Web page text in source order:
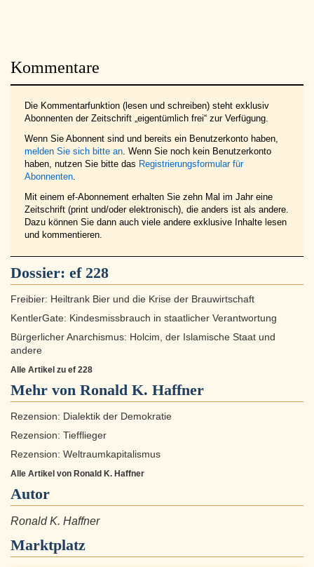
Kommentare
Die Kommentarfunktion (lesen und schreiben) steht exklusiv
Abonnenten der Zeitschrift „eigentümlich frei“ zur Verfügung.
Wenn Sie Abonnent sind und bereits ein Benutzerkonto haben,
melden Sie sich bitte an. Wenn Sie noch kein Benutzerkonto
haben, nutzen Sie bitte das Registrierungsformular für
Abonnenten.
Mit einem ef-Abonnement erhalten Sie zehn Mal im Jahr eine
Zeitschrift (print und/oder elektronisch), die anders ist als andere.
Dazu können Sie dann auch viele andere exklusive Inhalte lesen
und kommentieren.
Dossier: ef 228
Freibier: Heiltrank Bier und die Krise der Brauwirtschaft
KentlerGate: Kindesmissbrauch in staatlicher Verantwortung
Bürgerlicher Anarchismus: Holcim, der Islamische Staat und
andere
Alle Artikel zu ef 228
Mehr von Ronald K. Haffner
Rezension: Dialektik der Demokratie
Rezension: Tiefflieger
Rezension: Weltraumkapitalismus
Alle Artikel von Ronald K. Haffner
Autor
Ronald K. Haffner
Marktplatz